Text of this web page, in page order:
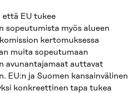
että EU tukee
sopeutumista myös alueen
kertomuksessa
muita sopeutumaan
avunantajamaat auttavat
EU:n ja Suomen kansainvälinen
konkreettinen tapa tukea